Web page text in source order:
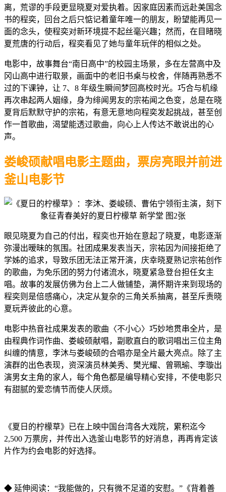
离，荒谬的手段更显晓夏对爱执着。因家庭因素而远赴美国念
书的程奕，回台之后只惦记着童年唯一的朋友，盼望能再见一
面的念头，使程奕对新环境提不起丝毫兴趣；然而，在目睹晓
夏荒唐的行动后，程奕看见了她与童年玩伴的相似之处。
电影中，故事舞台“南日高中”的校园主场景，多在左营高中及
冈山高中进行取景，画面中的老旧书桌与校舍，伴随再熟悉不
过的下课钟，让 7、8 年级生瞬间梦回高校时光。巧合与机缘
再次串起两人姻缘，身为绯闻男友的宗祐闻之色变，总是在晓
夏背后默默守护的宗祐，有意无意地向程奕发起挑战，甚至创
作一首歌曲，渴望能透过歌曲，向心上人传达不敢说出的心
声。
娄峻硕献唱电影主题曲，票房亮眼并前进
釜山电影节
眼见晓夏为自己的付出，程奕也开始在意起了晓夏，电影逐渐
弥漫出暧昧的氛围。社团成果发表当天，宗祐因为间接拒绝了
学姊的追求，导致乐团无法正常开演，庆幸晓夏熟记宗祐创作
的歌曲，为免乐团的努力付诸流水，晓夏紧急登台担任女主
唱。故事的发展仿佛为台上二人做铺垫，满怀期许来到现场的
程奕则是倍感痛心，决定从复杂的三角关系抽离，甚至斥责晓
夏玩弄彼此的心意。
电影中热音社成果发表的歌曲〈不小心〉巧妙地贯串全片，是
由程典作词作曲、娄峻硕献唱，副歌直白的歌词唱出三位主角
纠缠的情意，李沐与娄峻硕的合唱亦是全片最大亮点。除了主
演群的出色表现，资深演员林美秀、樊光耀、曾珮瑜、李璇出
演男女主角的家人，每个角色都是编导精心安排，不使电影只
有甜腻的爱恋情节而使人厌烦。
《夏日的柠檬草》已在上映中国台湾各大戏院，累积迄今
2,500 万票房，并传出入选釜山电影节的好消息，再再肯定该
片作为约会电影的好选择。
◆ 延伸阅读：“我能做的，只有微不足道的安慰。”《背着善